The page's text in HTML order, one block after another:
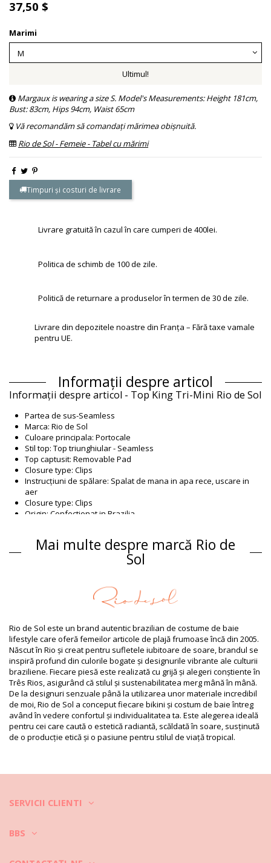
37,50 $
Marimi
Ultimul!
Margaux is wearing a size S. Model's Measurements: Height 181cm,
Bust: 83cm, Hips 94cm, Waist 65cm
Vă recomandăm să comandați mărimea obișnuită.
Rio de Sol - Femeie - Tabel cu mărimi
Timpuri și costuri de livrare
Livrare gratuită în cazul în care cumperi de 400lei.
Politica de schimb de 100 de zile.
Politică de returnare a produselor în termen de 30 de zile.
Livrare din depozitele noastre din Franța – Fără taxe vamale
pentru UE.
Informații despre articol
Informații despre articol - Top King Tri-Mini Rio de Sol
Partea de sus-Seamless
Marca: Rio de Sol
Culoare principala: Portocale
Stil top: Top triunghiular - Seamless
Top captusit: Removable Pad
Closure type: Clips
Instrucțiuni de spălare: Spalat de mana in apa rece, uscare in
aer
Closure type: Clips
Origin: Confectionat in Brazilia
Compoziție
Compoziție: 84% Nylon, 16% Spandex (LYCRA) - OEKO-TEX -
Căptușeală: 84% Polyamide, 16% Elastane - Oeko-Tex
UV Protection: UPF 50+
Informaţii produs
Departamentul: Femei, Partea de sus
Ambalajul include: 1 x Partea de sus (Nu sunt incluse alte
accesorii)
HS CODE: 6112.41.0010
SKU: 1981127966
EAN: S (7899810479860), M (7899810479853), L (7899810479723)
Greutate: 55g / 0.12lb / 1.94oz
Fotografii retușate
Instrucţiuni de spălare și
îngrijire
de calitate, este obligatoriu dacă doriți să vă bucurați de costumul de
În primul rând, evitați suprafețele aspre. Atunci când doriți să vă
Mai multe despre marcă Rio de
Sol
Rio de Sol este un brand autentic brazilian de costume de baie
lifestyle care oferă femeilor articole de plajă frumoase încă din 2005.
Născut în Rio și creat pentru sufletele iubitoare de soare, brandul se
inspiră profund din culorile bogate și designurile vibrante ale culturii
braziliene. Fiecare piesă este realizată cu grijă și alegeri conștiente în
Três Rios, asigurând că stilul și sustenabilitatea merg mână în mână.
De la designuri senzuale până la utilizarea unor materiale incredibil
de moi, Rio de Sol a conceput fiecare bikini și costum de baie întreg
având în vedere confortul și individualitatea ta. Este alegerea ideală
pentru cei care caută o estetică radiantă, scăldată în soare, susținută
de o producție etică și o pasiune pentru stilul de viață tropical.
SERVICII CLIENTI
BBS